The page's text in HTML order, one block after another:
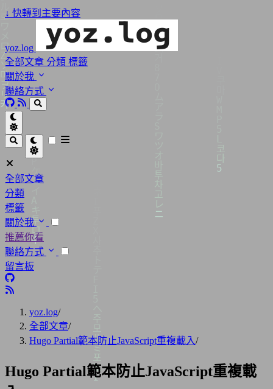
↓ 快轉到主要內容
yoz.log
全部文章 分類 標籤
關於我
聯絡方式
全部文章
分類
標籤
關於我
推薦你看
聯絡方式
留言板
yoz.log/
全部文章/
Hugo Partial範本防止JavaScript重複載入/
Hugo Partial範本防止JavaScript重複載